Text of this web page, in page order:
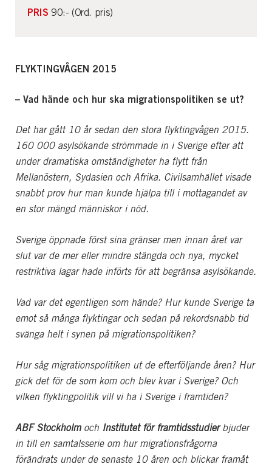
FLYKTINGVÅGEN 2015
– Vad hände och hur ska migrationspolitiken se ut?
Det har gått 10 år sedan den stora flyktingvågen 2015.
160 000 asylsökande strömmade in i Sverige efter att
under dramatiska omständigheter ha flytt från
Mellanöstern, Sydasien och Afrika. Civilsamhället visade
snabbt prov hur man kunde hjälpa till i mottagandet av
en stor mängd människor i nöd.
Sverige öppnade först sina gränser men innan året var
slut var de mer eller mindre stängda och nya, mycket
restriktiva lagar hade införts för att begränsa asylsökande.
Vad var det egentligen som hände? Hur kunde Sverige ta
emot så många flyktingar och sedan på rekordsnabb tid
svänga helt i synen på migrationspolitiken?
Hur såg migrationspolitiken ut de efterföljande åren? Hur
gick det för de som kom och blev kvar i Sverige? Och
vilken flyktingpolitik vill vi ha i Sverige i framtiden?
ABF Stockholmoch Institutet för framtidsstudierbjuder
in till en samtalsserie om hur migrationsfrågorna
förändrats under de senaste 10 åren och blickar framåt
PRIS 90:- (Ord. pris)